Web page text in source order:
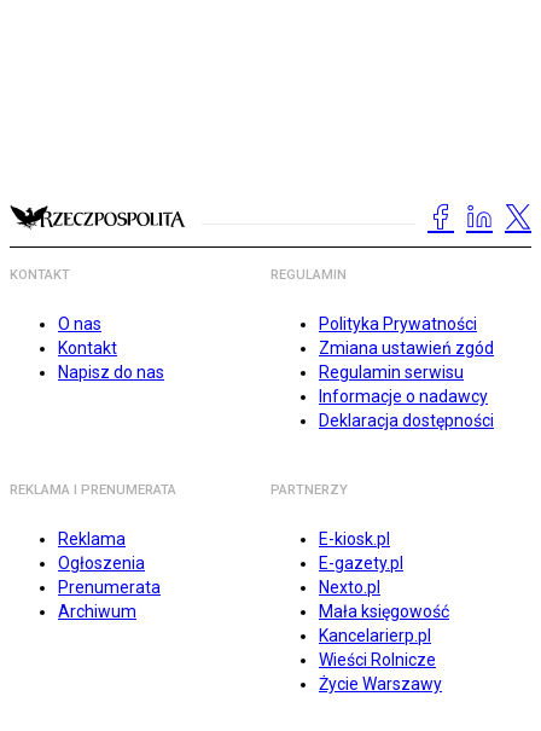
KONTAKT
O nas
Kontakt
Napisz do nas
REGULAMIN
Polityka Prywatności
Zmiana ustawień zgód
Regulamin serwisu
Informacje o nadawcy
Deklaracja dostępności
REKLAMA I PRENUMERATA
Reklama
Ogłoszenia
Prenumerata
Archiwum
PARTNERZY
E-kiosk.pl
E-gazety.pl
Nexto.pl
Mała księgowość
Kancelarierp.pl
Wieści Rolnicze
Życie Warszawy